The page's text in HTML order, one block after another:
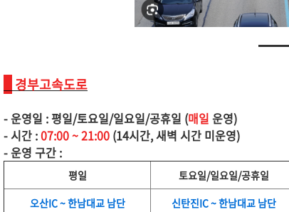
경부고속도로
- 운영일 : 평일/토요일/일요일/공휴일 (매일 운영)
- 시간 :07:00 ~ 21:00 (14시간, 새벽 시간 미운영)
- 운영 구간 :
평일
토요일/일요일/공휴일
오산IC ~ 한남대교 남단
신탄진IC ~ 한남대교 남단